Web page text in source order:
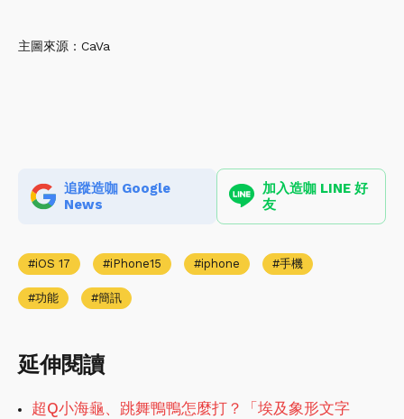
主圖來源：CaVa
追蹤造咖 Google
News
加入造咖 LINE 好
友
iOS 17 iPhone15 iphone 手機
功能 簡訊
延伸閱讀
超Q小海龜、跳舞鴨鴨怎麼打？「埃及象形文字